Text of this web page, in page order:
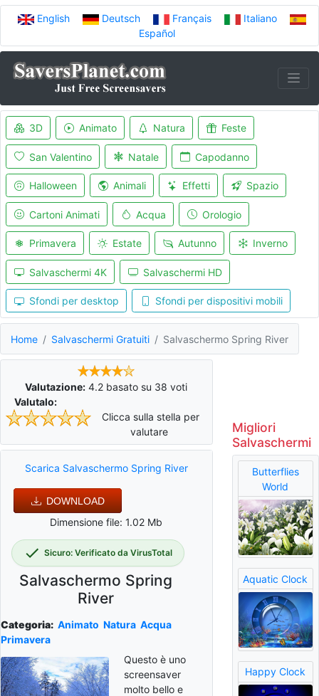
English Deutsch Français
Italiano
Español
3D Animato Natura Feste
San Valentino Natale Capodanno
Halloween Animali Effetti Spazio
Cartoni Animati Acqua Orologio
Primavera Estate Autunno Inverno
Salvaschermi 4K Salvaschermi HD
Sfondi per desktop Sfondi per dispositivi mobili
Home Salvaschermi Gratuiti Salvaschermo Spring River
Valutazione: 4.2 basato su 38 voti
Valutalo:
Clicca sulla stella per
valutare
Scarica Salvaschermo Spring River
DOWNLOAD
Dimensione file: 1.02 Mb
Sicuro: Verificato da VirusTotal
Salvaschermo Spring
River
Categoria: Animato Natura Acqua
Primavera
Questo è uno
screensaver
molto bello e
Migliori
Salvaschermi
Butterflies
World
Aquatic Clock
Happy Clock